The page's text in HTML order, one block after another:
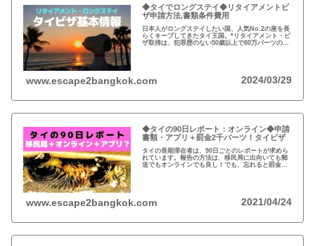
◆タイでロングステイ◆リタイアメントビ
ザ申請方法,書類条件費用
日本人がロングステイしたい国、人気No.2の座を長
らくキープしてきたタイ王国。*リタイアメント・ビ
ザ取得は、犯罪歴のない50歳以上で80万バーツの銀
www.escape2bangkok.com 2024/03/29
◆タイの90日レポート：オンライン◆申請
書類・アプリ＋罰金2千バーツ！タイビザ
タイの長期滞在者は、90日ごとのレポートが求めら
れています。報告の方法は、移民局に出向いても郵
送でもオンラインでも良し！でも、忘れると罰金
www.escape2bangkok.com 2021/04/24